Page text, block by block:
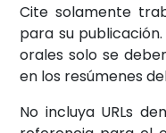
Cite solamente
para su
orales solo se
en los resúmenes
No incluya URLs